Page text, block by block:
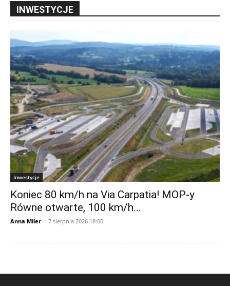
INWESTYCJE
Inwestycje
Koniec 80 km/h na Via Carpatia! MOP-y
Równe otwarte, 100 km/h...
Anna Miler - 7 sierpnia 2026 18:00